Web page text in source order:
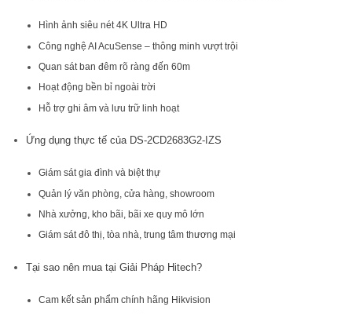
Hình ảnh siêu nét 4K Ultra HD
Công nghệ AI AcuSense – thông minh vượt trội
Quan sát ban đêm rõ ràng đến 60m
Hoạt động bền bỉ ngoài trời
Hỗ trợ ghi âm và lưu trữ linh hoạt
Ứng dụng thực tế của DS-2CD2683G2-IZS
Giám sát gia đình và biệt thự
Quản lý văn phòng, cửa hàng, showroom
Nhà xưởng, kho bãi, bãi xe quy mô lớn
Giám sát đô thị, tòa nhà, trung tâm thương mại
Tại sao nên mua tại Giải Pháp Hitech?
Cam kết sản phẩm chính hãng Hikvision